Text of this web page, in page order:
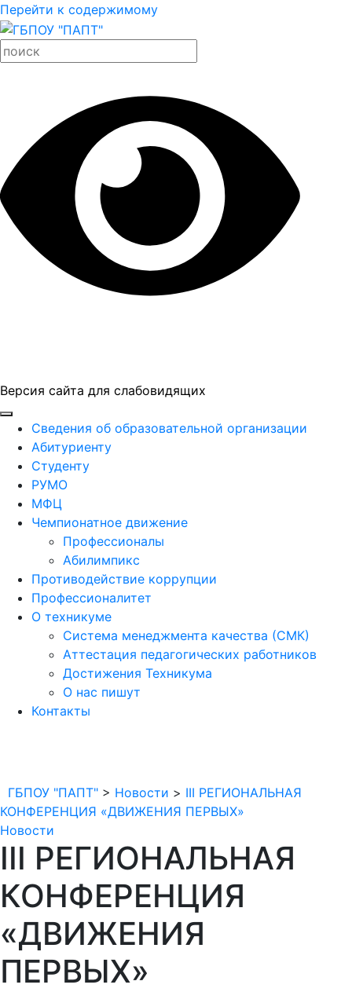
Перейти к содержимому
Версия сайта для слабовидящих
ГБПОУ "ПАПТ"
Сведения об образовательной организации
Абитуриенту
Студенту
РУМО
МФЦ
Чемпионатное движение
Профессионалы
Абилимпикс
Противодействие коррупции
Профессионалитет
О техникуме
Система менеджмента качества (СМК)
Аттестация педагогических работников
Достижения Техникума
О нас пишут
Контакты
ГБПОУ "ПАПТ" > Новости > III РЕГИОНАЛЬНАЯ
КОНФЕРЕНЦИЯ «ДВИЖЕНИЯ ПЕРВЫХ»
Новости
III РЕГИОНАЛЬНАЯ
КОНФЕРЕНЦИЯ
«ДВИЖЕНИЯ
ПЕРВЫХ»